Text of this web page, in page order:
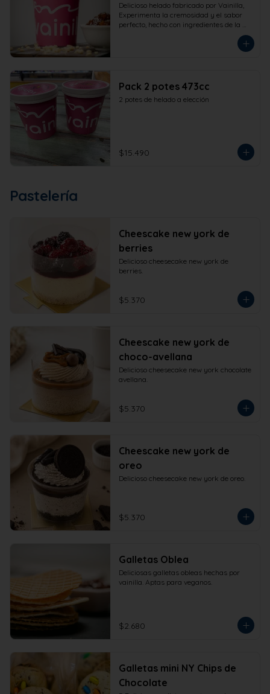
Delicioso helado fabricado por Vainilla,
Experimenta la cremosidad y el sabor
perfecto, hecho con ingredientes de la
más alta calidad para que disfrutes en
Pack 2 potes 473cc
2 potes de helado a elección
$15.490
Pastelería
Cheescake new york de
berries
Delicioso cheesecake new york de
berries.
$5.370
Cheescake new york de
choco-avellana
Delicioso cheesecake new york chocolate
avellana.
$5.370
Cheescake new york de
oreo
Delicioso cheesecake new york de oreo.
$5.370
Galletas Oblea
Deliciosas galletas obleas hechas por
vainilla. Aptas para veganos.
$2.680
Galletas mini NY Chips de
Chocolate